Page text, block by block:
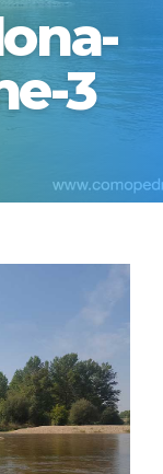
3